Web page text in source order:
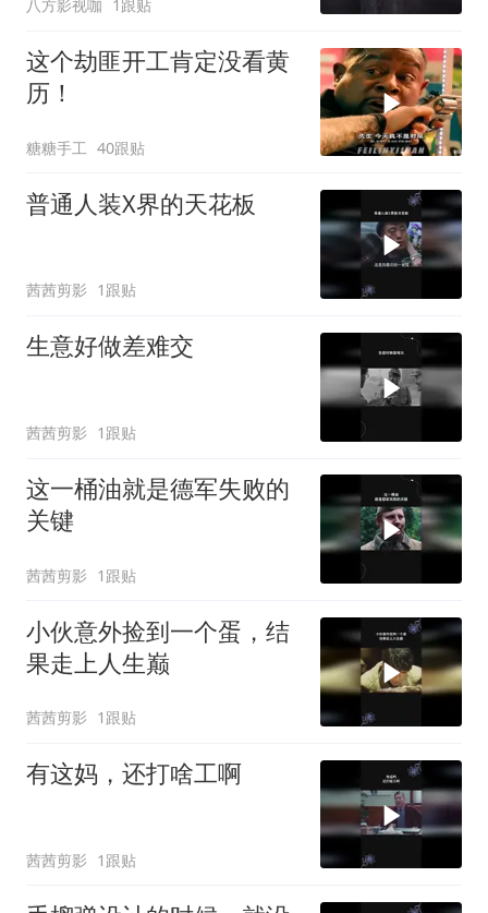
八方影视咖 1跟贴
这个劫匪开工肯定没看黄
历！
糖糖手工 40跟贴
普通人装X界的天花板
茜茜剪影 1跟贴
生意好做差难交
茜茜剪影 1跟贴
这一桶油就是德军失败的
关键
茜茜剪影 1跟贴
小伙意外捡到一个蛋，结
果走上人生巅
茜茜剪影 1跟贴
有这妈，还打啥工啊
茜茜剪影 1跟贴